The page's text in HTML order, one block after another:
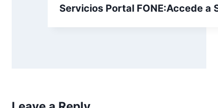
Servicios Portal FONE:Accede a